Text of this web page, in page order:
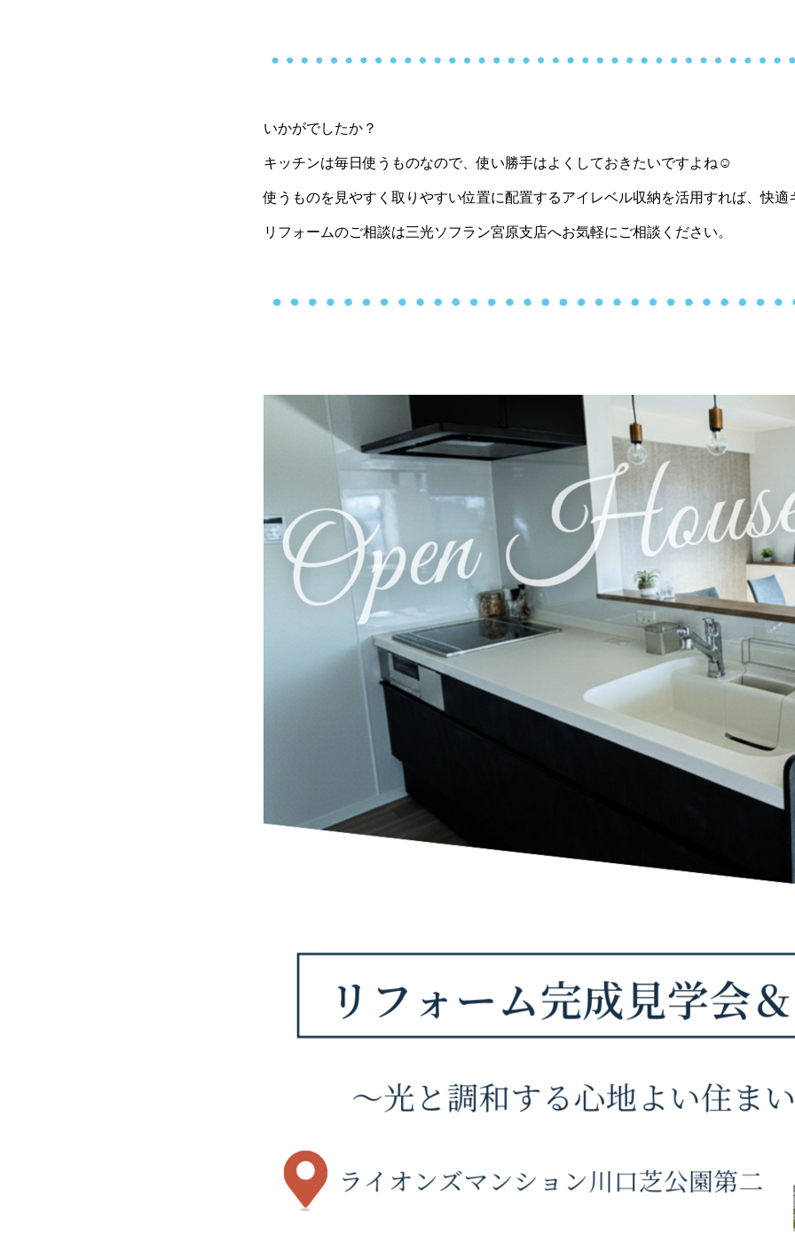
いかがでしたか？
キッチンは毎日使うものなので、使い勝手はよくしておきたいですよね☺
使うものを見やすく取りやすい位置に配置するアイレベル収納を活用すれば、快適
リフォームのご相談は三光ソフラン宮原支店へお気軽にご相談ください。